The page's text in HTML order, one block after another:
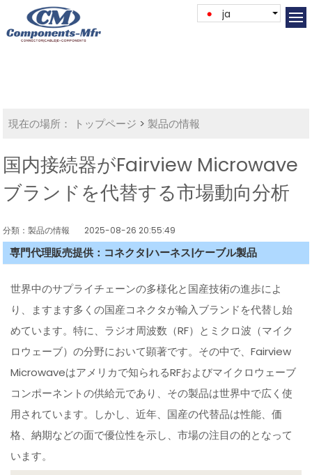
ja
現在の場所： トップページ >製品の情報
国内接続器がFairview Microwave
ブランドを代替する市場動向分析
分類：製品の情報 2025-08-26 20:55:49
専門代理販売提供：コネクタ|ハーネス|ケーブル製品
世界中のサプライチェーンの多様化と国産技術の進歩によ
り、ますます多くの国産コネクタが輸入ブランドを代替し始
めています。特に、ラジオ周波数（RF）とミクロ波（マイク
ロウェーブ）の分野において顕著です。その中で、Fairview
Microwaveはアメリカで知られるRFおよびマイクロウェーブ
コンポーネントの供給元であり、その製品は世界中で広く使
用されています。しかし、近年、国産の代替品は性能、価
格、納期などの面で優位性を示し、市場の注目の的となって
います。